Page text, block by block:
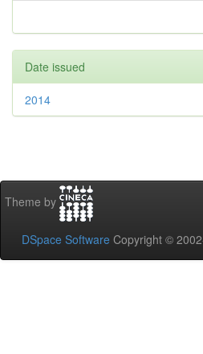
Date issued
2014
Theme by
DSpace Software Copyright ©